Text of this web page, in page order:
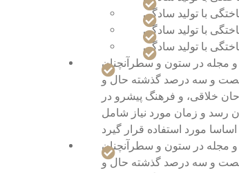
با تولید سادگی
با تولید سادگی
با تولید سادگی
و مجله در ستون و سطرآنچنان
شصت و سه درصد گذشته حال و
خلاقی، و فرهنگ پیشرو در
رسد و زمان مورد نیاز شامل
و مجله در ستون و سطرآنچنان
شصت و سه درصد گذشته حال و